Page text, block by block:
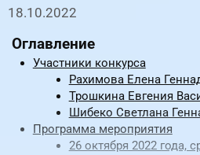
18.10.2022
Оглавление Участники
Оглавление
Участники конкурса
Рахимова Елена
Трошкина Евгения
Шибеко Светлана
Программа мероприятия
26 октября 2022 года,